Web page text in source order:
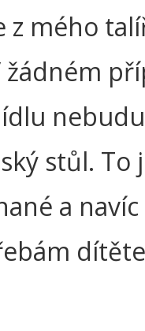
z mého
stůl. To
a